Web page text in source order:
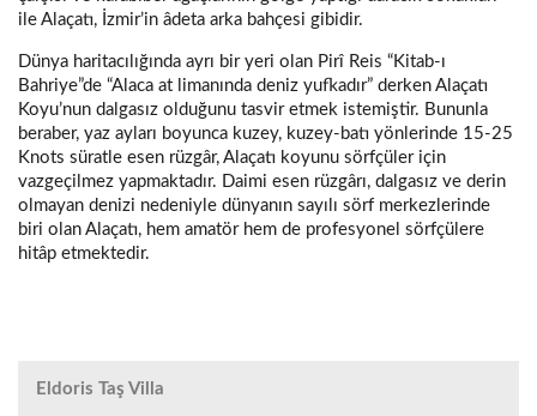
ile Alaçatı, İzmir’in âdeta arka bahçesi gibidir.
Dünya haritacılığında ayrı bir yeri olan Pirî Reis “Kitab-ı
Bahriye”de “Alaca at limanında deniz yufkadır” derken Alaçatı
Koyu’nun dalgasız olduğunu tasvir etmek istemiştir. Bununla
beraber, yaz ayları boyunca kuzey, kuzey-batı yönlerinde 15-25
Knots süratle esen rüzgâr, Alaçatı koyunu sörfçüler için
vazgeçilmez yapmaktadır. Daimi esen rüzgârı, dalgasız ve derin
olmayan denizi nedeniyle dünyanın sayılı sörf merkezlerinde
biri olan Alaçatı, hem amatör hem de profesyonel sörfçülere
hitâp etmektedir.
Eldoris Taş Villa